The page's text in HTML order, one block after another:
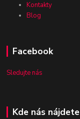
Kontakty
Blog
Facebook
Sledujte nás
Kde nás nájdete